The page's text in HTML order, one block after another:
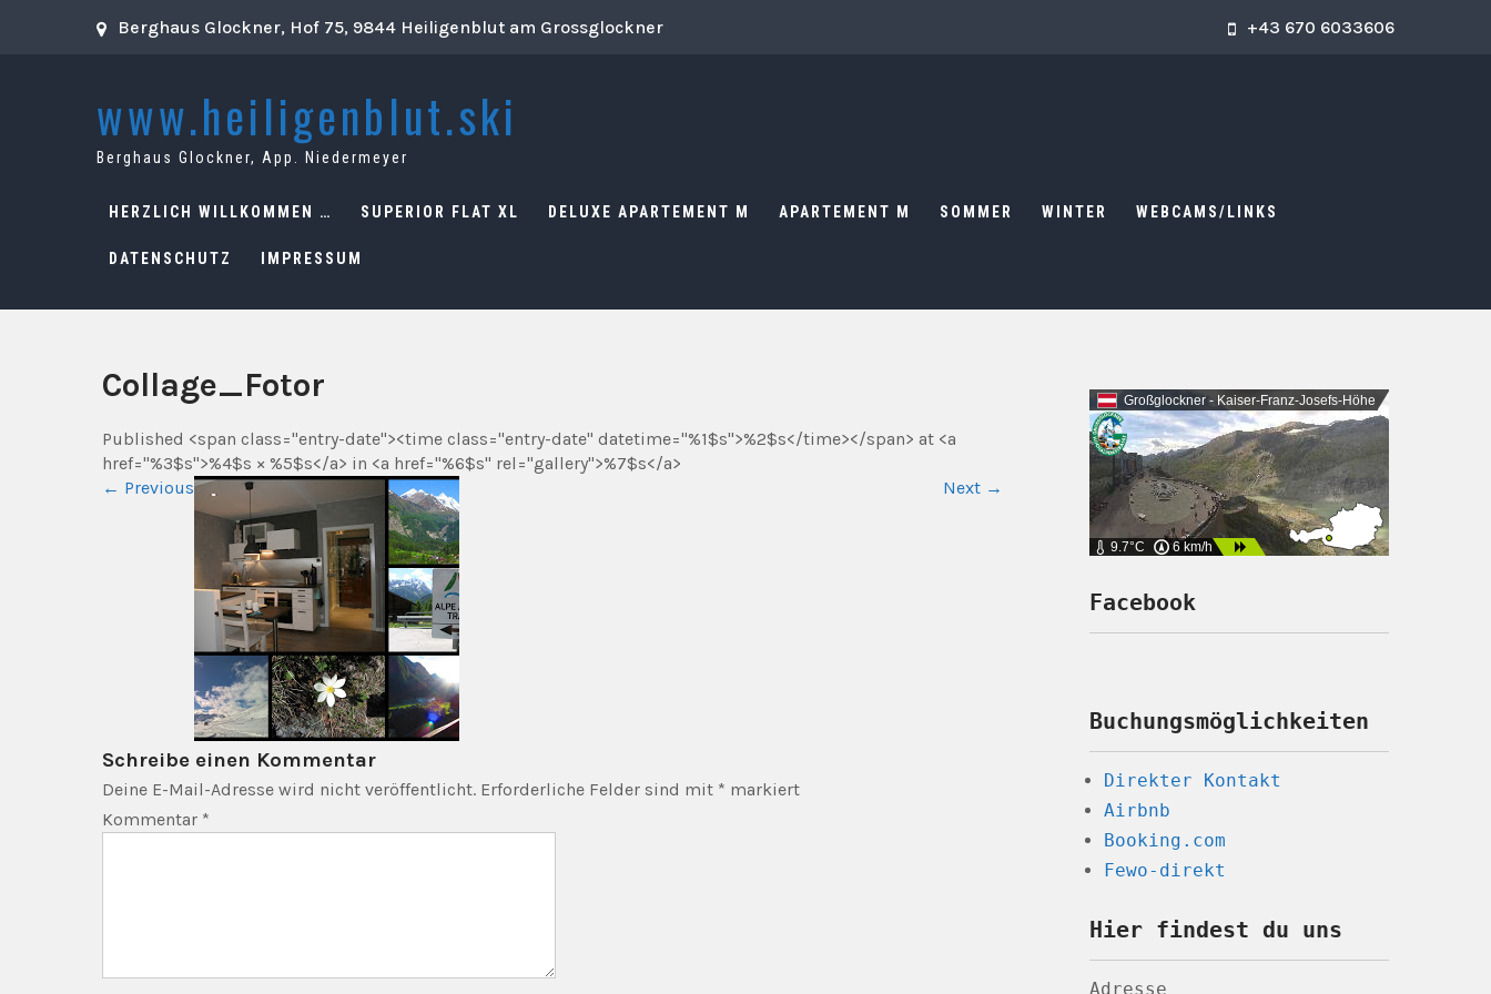
Berghaus Glockner, Hof 75, 9844 Heiligenblut am Grossglockner +43 670 6033606
www.heiligenblut.ski
Berghaus Glockner, App. Niedermeyer
HERZLICH WILLKOMMEN … SUPERIOR FLAT XL DELUXE APARTEMENT M APARTEMENT M SOMMER WINTER WEBCAMS/LINKS
DATENSCHUTZ IMPRESSUM
Collage_Fotor
Published <span class="entry-date"><time class="entry-date" datetime="%1$s">%2$s</time></span> at <a
href="%3$s">%4$s × %5$s</a> in <a href="%6$s" rel="gallery">%7$s</a>
← Previous Next →
Schreibe einen Kommentar
Deine E-Mail-Adresse wird nicht veröffentlicht. Erforderliche Felder sind mit * markiert
Kommentar *
Großglockner - Kaiser-Franz-Josefs-Höhe
9.7°C 6 km/h
Facebook
Buchungsmöglichkeiten
Direkter Kontakt
Airbnb
Booking.com
Fewo-direkt
Hier findest du uns
Adresse